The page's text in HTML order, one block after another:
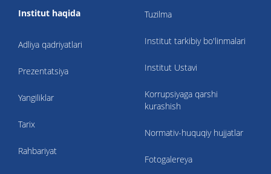
Institut haqida
Adliya qadriyatlari
Prezentatsiya
Yangiliklar
Tarix
Rahbariyat
Tuzilma
Institut tarkibiy bo'linmalari
Institut Ustavi
Korrupsiyaga qarshi
kurashish
Normativ-huquqiy hujjatlar
Fotogalereya